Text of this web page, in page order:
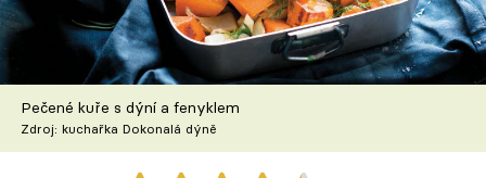
Škola vaření
Recepty z TV
Speciál: Cuketa
Pečené kuře s dýní a fenyklem
Zdroj: kuchařka Dokonalá dýně